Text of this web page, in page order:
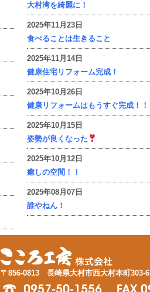
大村湾を綺麗に！
2025年11月23日
食べることは生きること
2025年11月14日
健康住宅リフォーム完成！
2025年10月26日
健康リフォームはもうすぐ完成！！
2025年10月15日
姿勢が良くなった
2025年10月12日
癒しの空間！！
2025年08月07日
誰やねん！
〒856-0813 長崎県大村市西大村本町303-6